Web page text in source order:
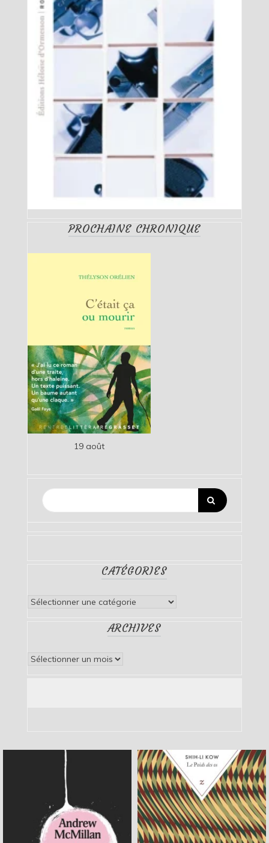
PROCHAINE CHRONIQUE
19 août
CATÉGORIES
Catégories
ARCHIVES
Archives